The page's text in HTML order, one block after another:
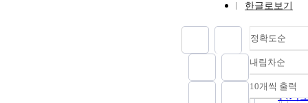
한글로보기
정확도순
정확
순
인기
내림차순
내림
10개씩 출력